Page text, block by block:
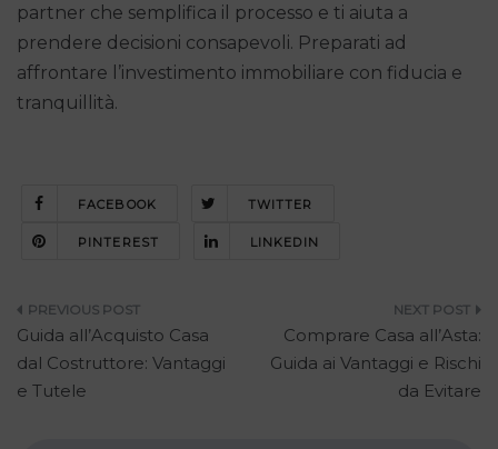
partner che semplifica il processo e ti aiuta a
prendere decisioni consapevoli. Preparati ad
affrontare l’investimento immobiliare con fiducia e
tranquillità.
FACEBOOK TWITTER
PINTEREST LINKEDIN
Navigazione
articoli
Guida all’Acquisto Casa
dal Costruttore: Vantaggi
e Tutele
Comprare Casa all’Asta:
Guida ai Vantaggi e Rischi
da Evitare